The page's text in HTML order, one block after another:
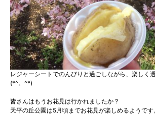
レジャーシートでのんびりと過ごしながら、楽しく
(*^。^*)
皆さんはもうお花見は行かれましたか？
天平の丘公園は5月頃までお花見が楽しめるようです